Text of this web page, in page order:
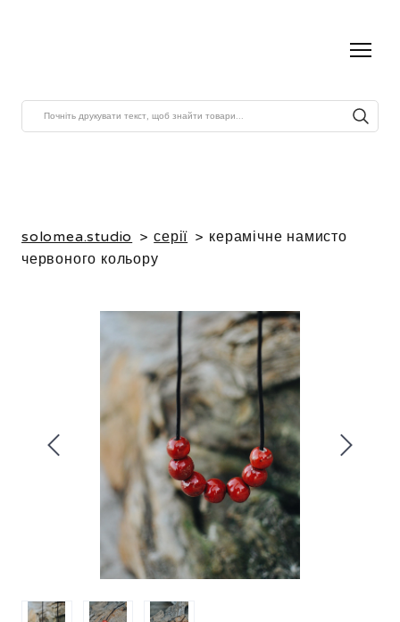
solomea.studio серії
керамічне намисто
червоного кольору